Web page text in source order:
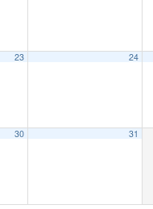
23 24
30 31